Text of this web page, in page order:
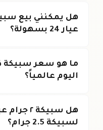
عيار 24 بسهولة؟
اليوم عالمياً؟
لسبيكة 2.5 جرام؟